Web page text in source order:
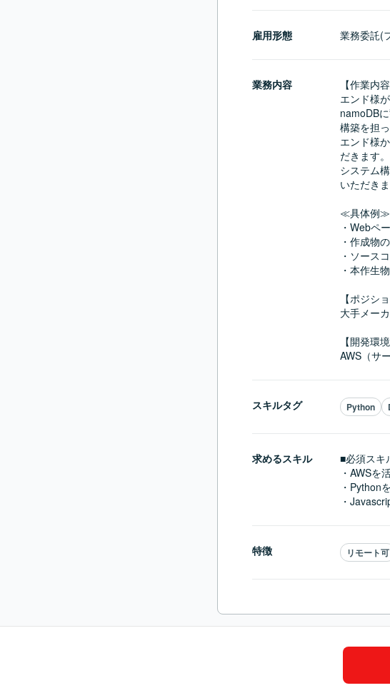
雇用形態 業務委託(
業務内容
【作業内容
エンド様
namoDB
構築を担
エンド様
だきます。
システム
いただきま
≪具体例≫
・Webペ
・作成物
・ソース
・本作生
【ポジシ
大手メー
【開発環境
AWS（サ
スキルタグ Python
求めるスキル
■必須スキ
・AWSを
・Python
・
特徴 リモート可